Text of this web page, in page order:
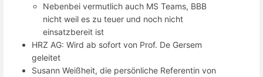
Nebenbei vermutlich auch MS Teams, BBB
nicht weil es zu teuer und noch nicht
einsatzbereit ist
HRZ AG: Wird ab sofort von Prof. De Gersem
geleitet
Susann Weißheit, die persönliche Referentin von